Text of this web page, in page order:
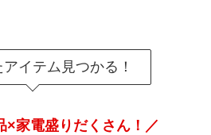
イテム見つかる！
×家電盛りだくさん！／